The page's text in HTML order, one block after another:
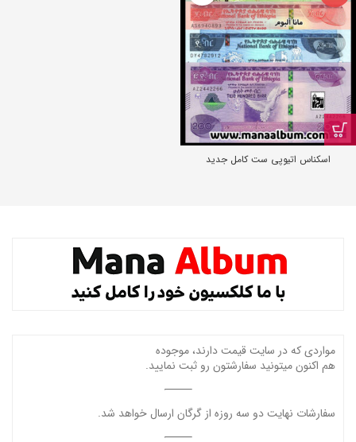
اسکناس اتیوپی ست کامل جدید
مواردی که در سایت قیمت دارند، موجوده
هم اکنون میتونید سفارشتون رو ثبت نمایید.
سفارشات نهایت دو سه روزه از گرگان ارسال خواهد شد.